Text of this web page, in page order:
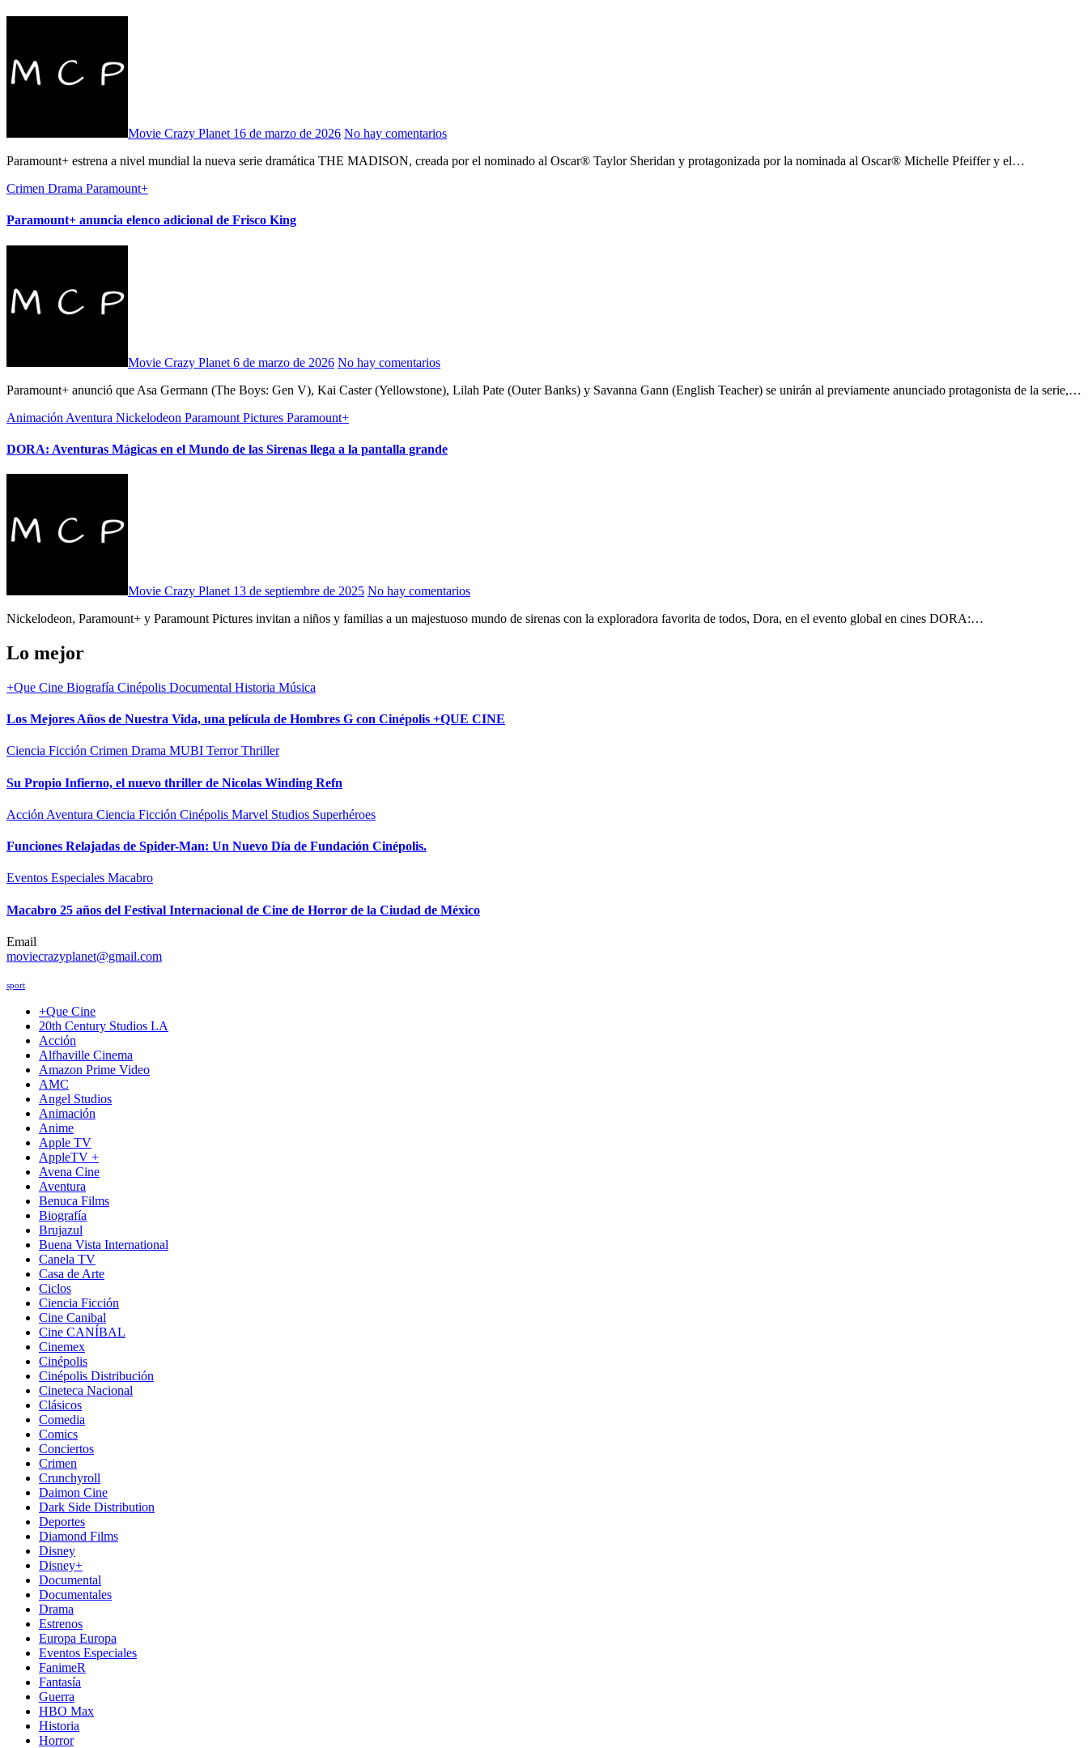
Movie Crazy Planet 16 de marzo de 2026 No hay comentarios
Paramount+ estrena a nivel mundial la nueva serie dramática THE MADISON, creada por el nominado al Oscar® Taylor Sheridan y protagonizada por la nominada al Oscar® Michelle Pfeiffer y el…
Crimen Drama Paramount+
Paramount+ anuncia elenco adicional de Frisco King
Movie Crazy Planet 6 de marzo de 2026 No hay comentarios
Paramount+ anunció que Asa Germann (The Boys: Gen V), Kai Caster (Yellowstone), Lilah Pate (Outer Banks) y Savanna Gann (English Teacher) se unirán al previamente anunciado protagonista de la serie,…
Animación Aventura Nickelodeon Paramount Pictures Paramount+
DORA: Aventuras Mágicas en el Mundo de las Sirenas llega a la pantalla grande
Movie Crazy Planet 13 de septiembre de 2025 No hay comentarios
Nickelodeon, Paramount+ y Paramount Pictures invitan a niños y familias a un majestuoso mundo de sirenas con la exploradora favorita de todos, Dora, en el evento global en cines DORA:…
Lo mejor
+Que Cine Biografía Cinépolis Documental Historia Música
Los Mejores Años de Nuestra Vida, una película de Hombres G con Cinépolis +QUE CINE
Ciencia Ficción Crimen Drama MUBI TerrorThriller
Su Propio Infierno, el nuevo thriller de Nicolas Winding Refn
Acción Aventura Ciencia Ficción Cinépolis Marvel Studios Superhéroes
Funciones Relajadas de Spider-Man: Un Nuevo Día de Fundación Cinépolis.
Eventos Especiales Macabro
Macabro 25 años del Festival Internacional de Cine de Horror de la Ciudad de México
Email
moviecrazyplanet@gmail.com
sport
+Que Cine
20th Century Studios LA
Acción
Alfhaville Cinema
Amazon Prime Video
AMC
Angel Studios
Animación
Anime
Apple TV
AppleTV +
Avena Cine
Aventura
Benuca Films
Biografía
Brujazul
Buena Vista International
Canela TV
Casa de Arte
Ciclos
Ciencia Ficción
Cine Canibal
Cine CANÍBAL
Cinemex
Cinépolis
Cinépolis Distribución
Cineteca Nacional
Clásicos
Comedia
Comics
Conciertos
Crimen
Crunchyroll
Daimon Cine
Dark Side Distribution
Deportes
Diamond Films
Disney
Disney+
Documental
Documentales
Drama
Estrenos
Europa Europa
Eventos Especiales
FanimeR
Fantasía
Guerra
HBO Max
Historia
Horror